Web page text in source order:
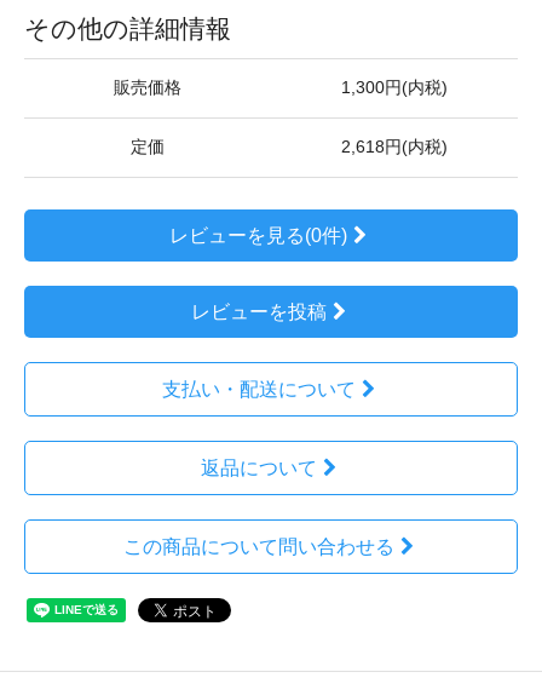
その他の詳細情報
販売価格 1,300円(内税)
定価 2,618円(内税)
レビューを見る(0件)
レビューを投稿
支払い・配送について
返品について
この商品について問い合わせる